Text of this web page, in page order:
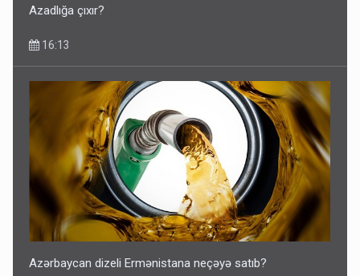
Azadlığa çıxır?
16:13
Azərbaycan dizeli Ermənistana neçəyə satıb?